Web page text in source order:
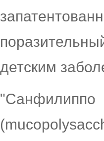
детским